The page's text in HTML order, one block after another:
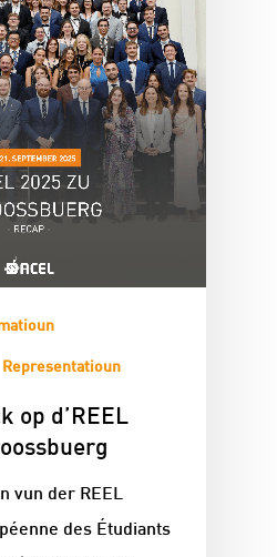
Representatioun
op d’REEL
vun der REEL
des Étudiants